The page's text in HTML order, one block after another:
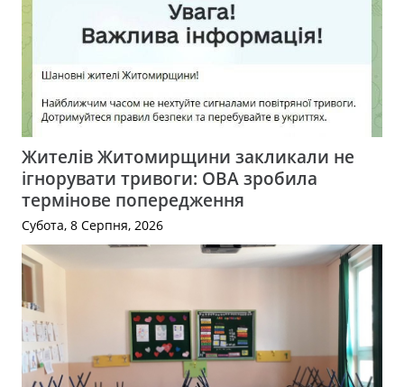
Жителів Житомирщини закликали не
ігнорувати тривоги: ОВА зробила
термінове попередження
Субота, 8 Серпня, 2026